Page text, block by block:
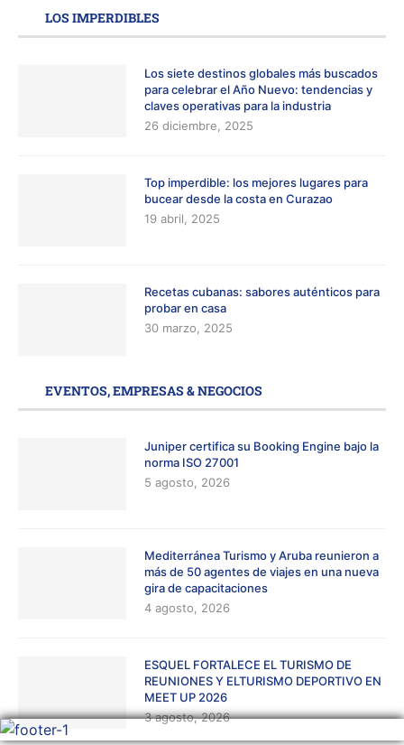
LOS IMPERDIBLES
Los siete destinos globales más buscados
para celebrar el Año Nuevo: tendencias y
claves operativas para la industria
26 diciembre, 2025
Top imperdible: los mejores lugares para
bucear desde la costa en Curazao
19 abril, 2025
Recetas cubanas: sabores auténticos para
probar en casa
30 marzo, 2025
EVENTOS, EMPRESAS & NEGOCIOS
Juniper certifica su Booking Engine bajo la
norma ISO 27001
5 agosto, 2026
Mediterránea Turismo y Aruba reunieron a
más de 50 agentes de viajes en una nueva
gira de capacitaciones
4 agosto, 2026
ESQUEL FORTALECE EL TURISMO DE
REUNIONES Y ELTURISMO DEPORTIVO EN
MEET UP 2026
3 agosto, 2026